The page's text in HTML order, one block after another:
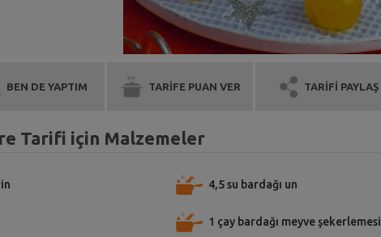
BEN DE YAPTIM TARİFE PUAN VER TARİFİ PAYLAŞ
Tarifi için Malzemeler
4,5 su bardağı un
1 çay bardağı meyve şekerlemesi